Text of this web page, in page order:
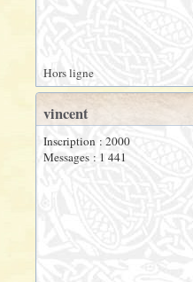
Hors ligne
vincent
Inscription : 2000
Messages : 1 441